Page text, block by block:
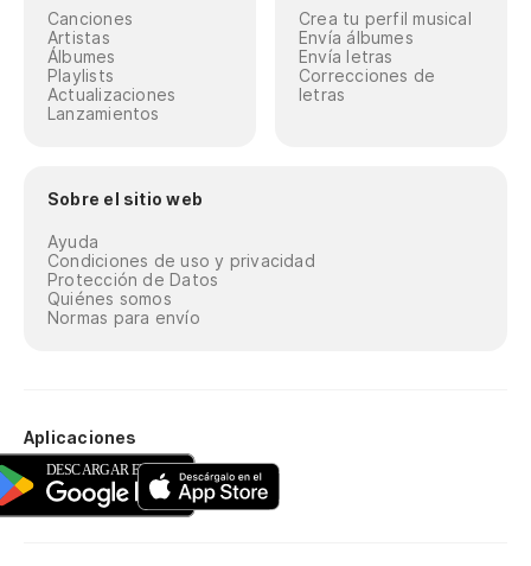
Canciones
Artistas
Álbumes
Playlists
Actualizaciones
Lanzamientos
Crea tu perfil musical
Envía álbumes
Envía letras
Correcciones de
letras
Sobre el sitio web
Ayuda
Condiciones de uso y privacidad
Protección de Datos
Quiénes somos
Normas para envío
Aplicaciones